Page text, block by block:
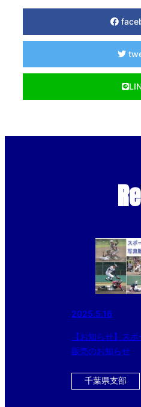
2025.5.16
【お知らせ】ス
販売のお知らせ
千葉県支部